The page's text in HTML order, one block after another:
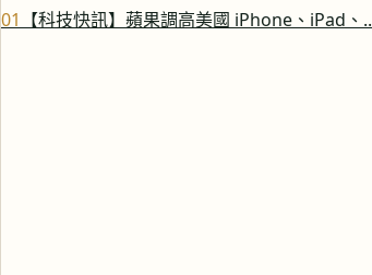
01 【科技快訊】蘋果調高美國 iPhone、iPad、..